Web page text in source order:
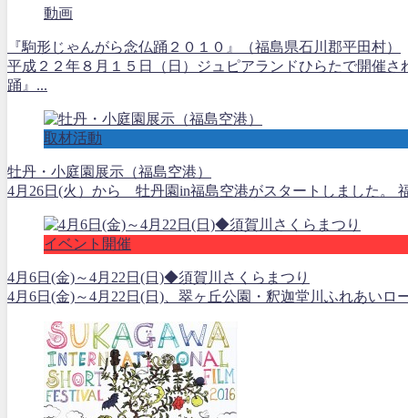
動画
『駒形じゃんがら念仏踊２０１０』（福島県石川郡平田村）
平成２２年８月１５日（日）ジュピアランドひらたで開催
踊』...
取材活動
牡丹・小庭園展示（福島空港）
4月26日(火）から 牡丹園in福島空港がスタートしました。
イベント開催
4月6日(金)～4月22日(日)◆須賀川さくらまつり
4月6日(金)～4月22日(日)、翠ヶ丘公園・釈迦堂川ふれあい